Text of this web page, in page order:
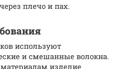
плечо и пах.
используют
и смешанные волокна.
изделие